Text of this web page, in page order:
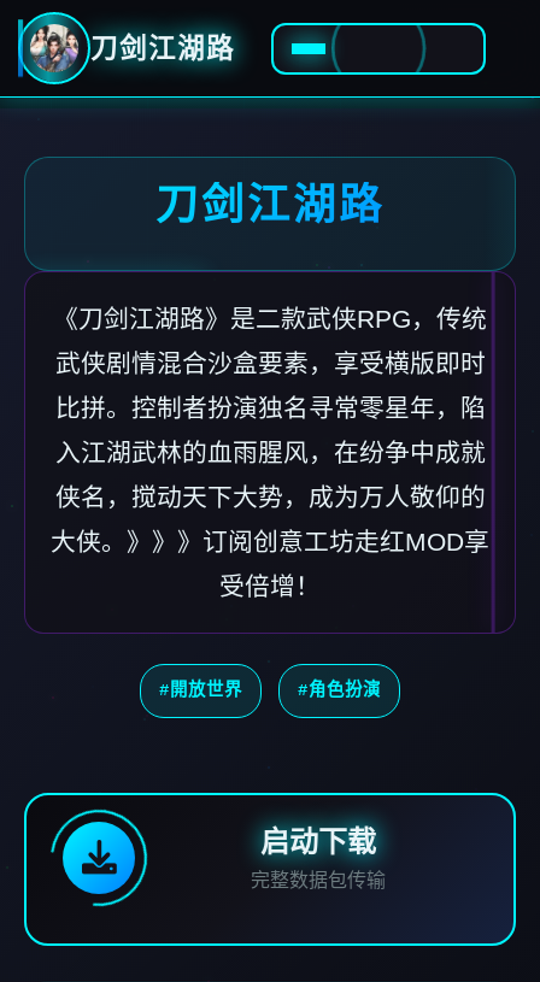
刀剑江湖路
刀剑江湖路
《刀剑江湖路》是二款武侠RPG，传统
武侠剧情混合沙盒要素，享受横版即时
比拼。控制者扮演独名寻常零星年，陷
入江湖武林的血雨腥风，在纷争中成就
侠名，搅动天下大势，成为万人敬仰的
大侠。》》》订阅创意工坊走红MOD享
受倍增！
#開放世界 #角色扮演
启动下载
完整数据包传输